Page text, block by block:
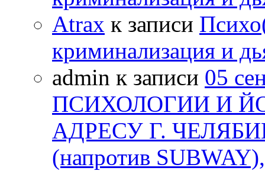
Atrax к записи
криминализация и
admin к записи 05
ПСИХОЛОГИИ И
АДРЕСУ Г.
(напротив